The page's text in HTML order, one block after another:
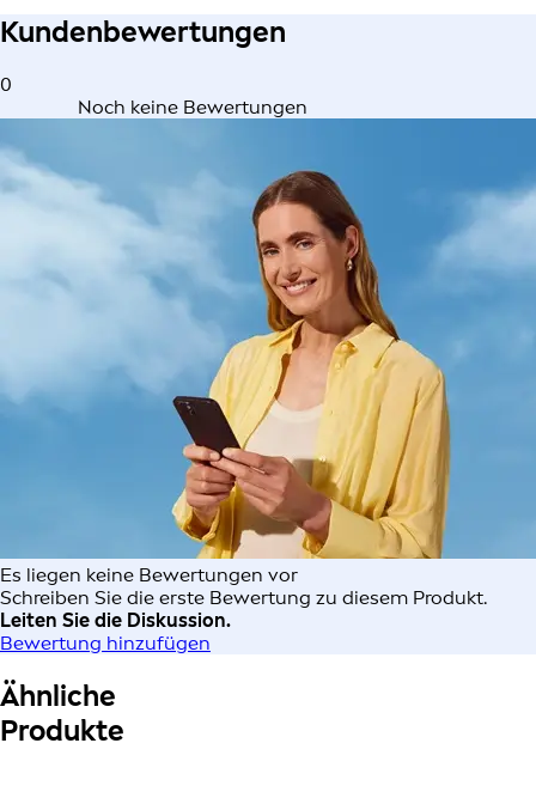
Kundenbewertungen
0
Noch keine Bewertungen
Es liegen keine Bewertungen vor
Schreiben Sie die erste Bewertung zu diesem Produkt.
Leiten Sie die Diskussion.
Bewertung hinzufügen
Ähnliche
Produkte